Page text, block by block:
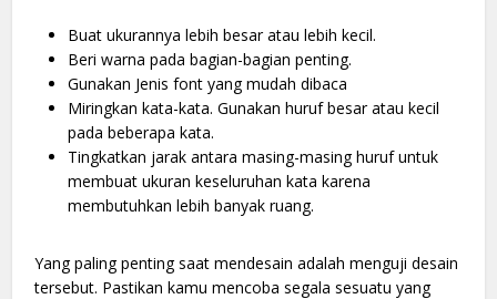
Buat ukurannya lebih besar atau lebih kecil.
Beri warna pada bagian-bagian penting.
Gunakan Jenis font yang mudah dibaca
Miringkan kata-kata. Gunakan huruf besar atau kecil
pada beberapa kata.
Tingkatkan jarak antara masing-masing huruf untuk
membuat ukuran keseluruhan kata karena
membutuhkan lebih banyak ruang.
Yang paling penting saat mendesain adalah menguji desain
tersebut. Pastikan kamu mencoba segala sesuatu yang